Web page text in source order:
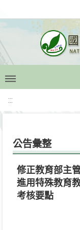
:::
公告彙整
修正教育部主
進用特殊教育
考核要點